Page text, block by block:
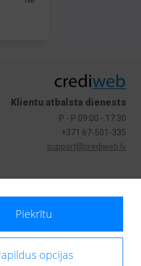
Klientu atbalsta dienests
P - P 09:00 - 17:30
+371 67-501-335
support@crediweb.lv
ir atbildīgs par fizisko
Piekrītu
opcijas